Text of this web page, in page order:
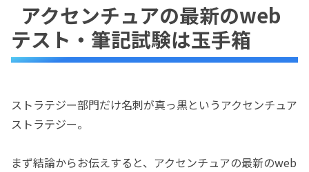
アクセンチュアの最新のweb
テスト・筆記試験は玉手箱
ストラテジー部門だけ名刺が真っ黒というアクセンチュア
ストラテジー。
まず結論からお伝えすると、アクセンチュアの最新のweb